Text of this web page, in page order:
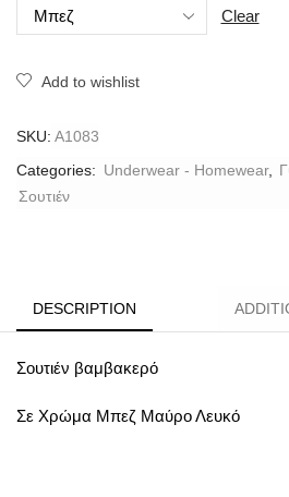
Clear
Add to wishlist
SKU: A1083
Categories: Underwear - Homewear,
Σουτιέν
DESCRIPTION
Σουτιέν βαμβακερό
Σε Χρώμα Μπεζ Μαύρο Λευκό